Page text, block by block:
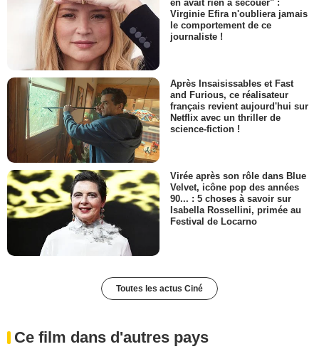
en avait rien à secouer" :
Virginie Efira n'oubliera jamais
le comportement de ce
journaliste !
Après Insaisissables et Fast
and Furious, ce réalisateur
français revient aujourd'hui sur
Netflix avec un thriller de
science-fiction !
Virée après son rôle dans Blue
Velvet, icône pop des années
90... : 5 choses à savoir sur
Isabella Rossellini, primée au
Festival de Locarno
Toutes les actus Ciné
Ce film dans d'autres pays